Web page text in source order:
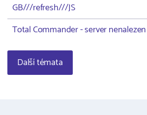
GB///refresh///JS
Total Commander - server nenalezen
Další témata